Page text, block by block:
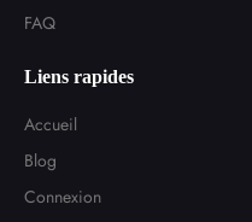
FAQ
Liens rapides
Accueil
Blog
Connexion